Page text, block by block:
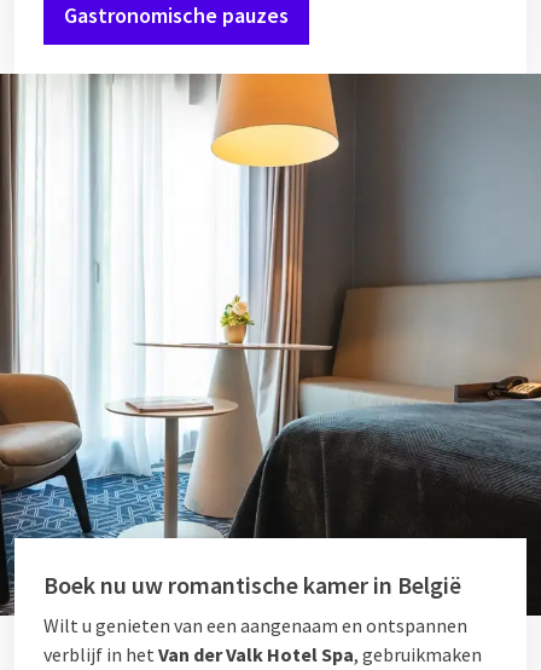
Gastronomische pauzes
Boek nu uw romantische kamer in België
Wilt u genieten van een aangenaam en ontspannen
verblijf in het Van der Valk Hotel Spa, gebruikmaken